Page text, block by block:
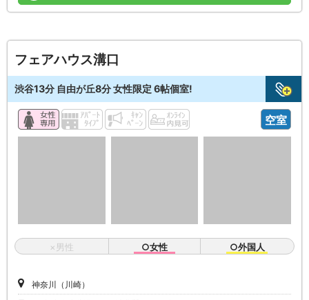
フェアハウス溝口
渋谷13分 自由が丘8分 女性限定 6帖個室!
空室
×男性 ○女性 ○外国人
神奈川（川崎）